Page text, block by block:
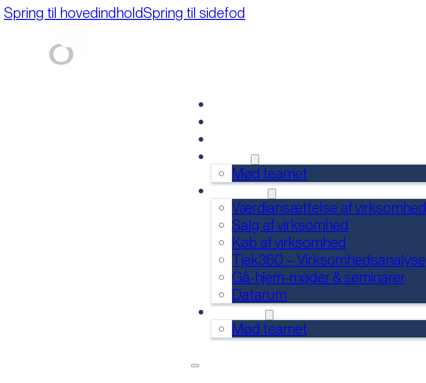
Spring til hovedindholdSpring til sidefod
Mød teamet
Værdiansættelse af virksomhed
Salg af virksomhed
Køb af virksomhed
Tjek360 – Virksomhedsanalyse
Gå-hjem-møder & seminarer
Datarum
Mød teamet